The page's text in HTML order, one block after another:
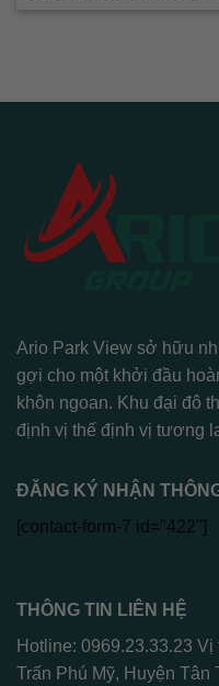
Ario Park View sở hữu
gợi cho một khởi đầu
khôn ngoan. Khu đại đô
định vị thế định vị tương
ĐĂNG KÝ NHẬN
[contact-form-7 id="422"]
THÔNG TIN LIÊN HỆ
Hotline: 0969.23.33.23
Trấn Phú Mỹ, Huyện Tân